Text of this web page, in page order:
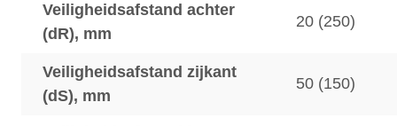
Veiligheidsafstand achter
(dR), mm
20 (250)
Veiligheidsafstand zijkant
(dS), mm
50 (150)